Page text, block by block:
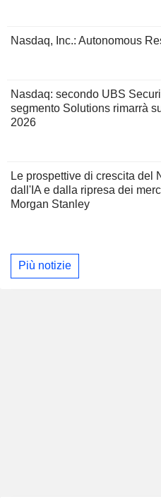
Nasdaq, Inc.: Autonomous
Nasdaq: secondo UBS
segmento Solutions rimarrà
2026
Le prospettive di crescita del
dall'IA e dalla ripresa dei
Morgan Stanley
Più notizie